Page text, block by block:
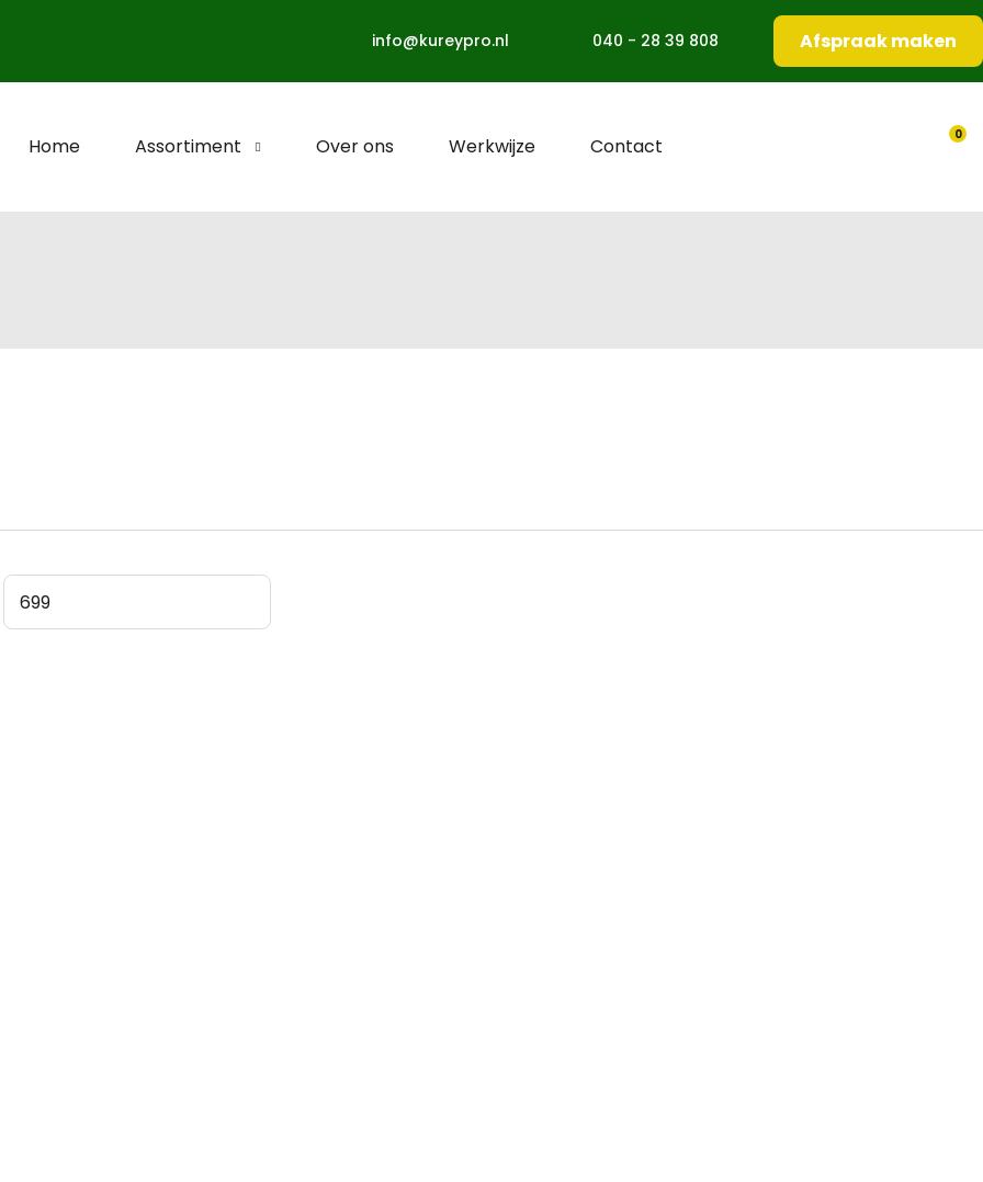
info@kureypro.nl 040 - 28 39 808 Afspraak maken
Home Assortiment Over ons Werkwijze Contact 0